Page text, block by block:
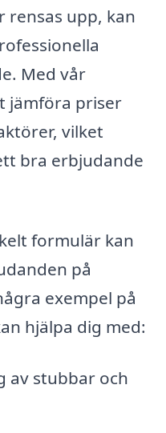
rensas upp, kan
Med vår
jämföra priser
vilket
bra erbjudande
formulär kan
på
exempel på
hjälpa dig med:
av stubbar och